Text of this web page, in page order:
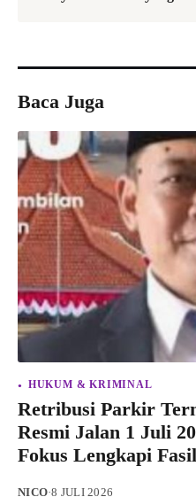
Baca Juga
HUKUM & KRIMINAL
Retribusi Parkir
Resmi Jalan 1 Juli
Fokus Lengkapi
NICO·8 JULI 2026